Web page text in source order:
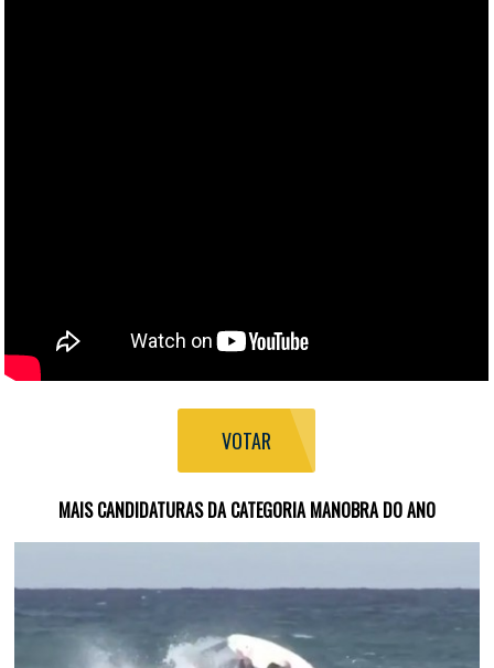
VOTAR
MAIS CANDIDATURAS DA CATEGORIA MANOBRA DO ANO